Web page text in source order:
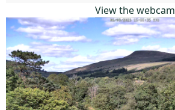
View the webcam